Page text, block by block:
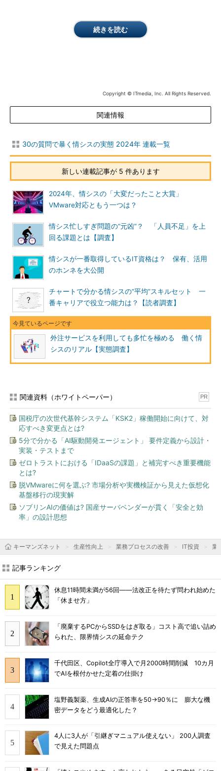
続きを読む
Copyright © ITmedia, Inc. All Rights Reserved.
関連情報
30の質問で暴く情シスの実態 2024年 連載一覧
新しい連載記事が 5 件あります
2024年、情シスの「大変だったこと大賞」
VMware対応ともう一つは？
情シス忙しすぎ問題の“元凶”？ 「人員不足」を上
回る課題とは【調査】
情シスが一番取得しているIT資格は？ 保有、活用
のホンネを大公開
チャートで分かる情シスの“平均”スキルセット 一
番キャリアで役立つ能力は？【読者調査】
外注サービスを利用しても多忙を極める 働く情
シスのリアル【実態調査】
関連資料（ホワイトペーパー） PR
国税庁の次世代基幹システム「KSK2」稼働開始に向けて、対
応すべき変更点とは?
5分で分かる「AI駆動開発エージェント」 要件定義から設計・
実装・テストまで
ゼロトラストにおける「IDaaSの課題」と補完すべき重要機能
とは?
脱VMwareに何を選ぶ? 市場分析や実機検証から見えた仮想化
基盤移行の現実解
ソブリンAIの価値は? 国産サーバベンダーが貫く「安全と効
率」の設計思想
キーマンズネット 生産性向上 業務プロセスの改善 IT投資 業
記事ランキング
休息11時間未満が56回――法改正を待たず問われ始めた
「休ませ方」
「廃棄するPCからSSDをはぎ取る」コスト高で追い詰め
られた、限界情シスの延命テク
千代田区、Copilot全庁導入で月2000時間削減 10カ月
でAIを根付かせた定着の仕掛け
塩野義製薬、生成AIの正答率を50→90％に 膨大な機
密データをどう最適化した？
4人に3人が「引継ぎマニュアル使えない」 200人調査
で見えた問題点